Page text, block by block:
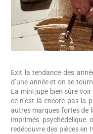
Exit la tendance des
d’une année et on se
La mini jupe bien sûre
ce n’est là encore pas la
autres marques fortes de
imprimés
redécouvre des pièces en